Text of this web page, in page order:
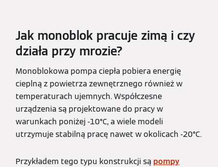
Jak monoblok pracuje zimą i czy
działa przy mrozie?
Monoblokowa pompa ciepła pobiera energię
cieplną z powietrza zewnętrznego również w
temperaturach ujemnych. Współczesne
urządzenia są projektowane do pracy w
warunkach poniżej -10°C, a wiele modeli
utrzymuje stabilną pracę nawet w okolicach -20°C.
Przykładem tego typu konstrukcji są pompy